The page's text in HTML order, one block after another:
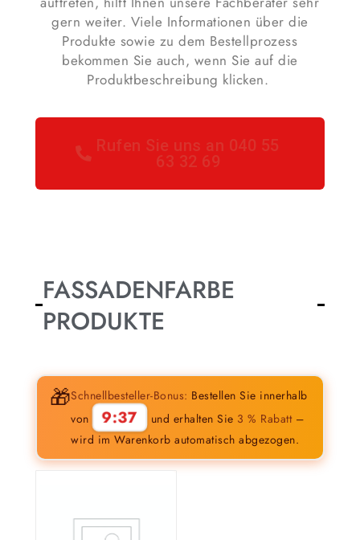
gern weiter. Viele Informationen über die
Produkte sowie zu dem Bestellprozess
bekommen Sie auch, wenn Sie auf die
Produktbeschreibung klicken.
Rufen Sie uns an 040 55
63 32 69
FASSADENFARBE
PRODUKTE
🎁Schnellbesteller-Bonus: Bestellen Sie innerhalb
von
9:36 und erhalten Sie 3 % Rabatt –
wird im Warenkorb automatisch abgezogen.